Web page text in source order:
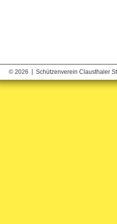
© 2026 Schützenverein Clausthaler